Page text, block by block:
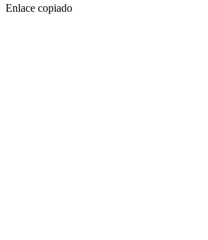
Enlace copiado